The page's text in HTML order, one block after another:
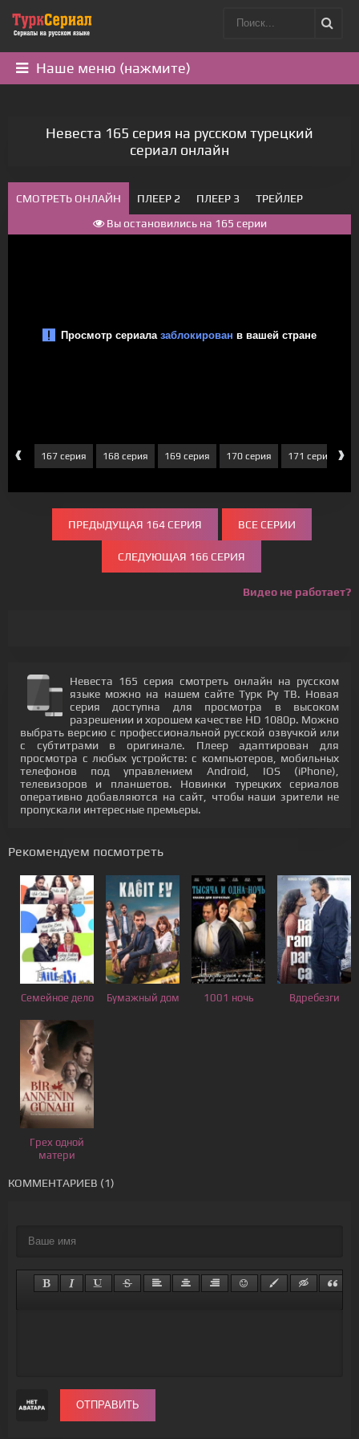
Наше меню (нажмите)
Невеста 165 серия на русском турецкий
сериал онлайн
СМОТРЕТЬ ОНЛАЙН ПЛЕЕР 2 ПЛЕЕР 3
ТРЕЙЛЕР
Вы остановились на 165 серии
‹ 167 серия 168 серия 169 серия 170 серия 171 серия ›
ПРЕДЫДУЩАЯ 164 СЕРИЯ ВСЕ СЕРИИ
СЛЕДУЮЩАЯ 166 СЕРИЯ
Видео не работает?
Невеста 165 серия смотреть онлайн на русском
языке можно на нашем сайте Турк Ру ТВ. Новая
серия доступна для просмотра в высоком
разрешении и хорошем качестве HD 1080p. Можно
выбрать версию с профессиональной русской озвучкой или
с субтитрами в оригинале. Плеер адаптирован для
просмотра с любых устройств: с компьютеров, мобильных
телефонов под управлением Android, IOS (iPhone),
телевизоров и планшетов. Новинки турецких сериалов
оперативно добавляются на сайт, чтобы наши зрители не
пропускали интересные премьеры.
Рекомендуем посмотреть
Семейное дело Бумажный дом 1001 ночь Вдребезги
Грех одной
матери
КОММЕНТАРИЕВ (1)
ОТПРАВИТЬ